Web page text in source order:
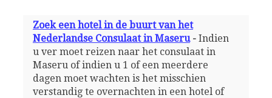
Zoek een hotel in de buurt van het
Nederlandse Consulaat in Maseru- Indien
u ver moet reizen naar het consulaat in
Maseru of indien u 1 of een meerdere
dagen moet wachten is het misschien
verstandig te overnachten in een hotel of